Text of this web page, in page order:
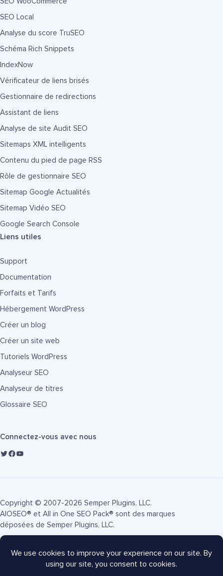
SEO Local
Analyse du score TruSEO
Schéma Rich Snippets
IndexNow
Vérificateur de liens brisés
Gestionnaire de redirections
Assistant de liens
Analyse de site Audit SEO
Sitemaps XML intelligents
Contenu du pied de page RSS
Rôle de gestionnaire SEO
Sitemap Google Actualités
Sitemap Vidéo SEO
Google Search Console
Liens utiles
Support
Documentation
Forfaits et Tarifs
Hébergement WordPress
Créer un blog
Créer un site web
Tutoriels WordPress
Analyseur SEO
Analyseur de titres
Glossaire SEO
Connectez-vous avec nous
Copyright © 2007-2026 Semper Plugins, LLC.
AIOSEO® et All in One SEO Pack® sont des marques
déposées de Semper Plugins, LLC.
Conditions d'utilisation
Politique de confidentialité
Divulgation FTC
Plan du site Coupon AIOSEO